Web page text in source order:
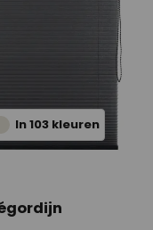
In 103 kleuren